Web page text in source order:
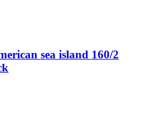
sea island 160/2